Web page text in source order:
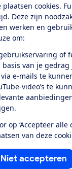
plaatsen cookies.
Deze zijn
werken en
om:
of
basis van je
e-mails te
video’s te
op ‘Accepteer
van deze
Niet accepteren
toegang
Word
Al lid?